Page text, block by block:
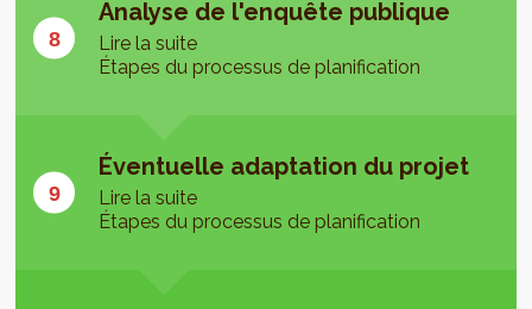
Analyse de l'enquête publique
Lire la suite
Étapes du processus de planification
Éventuelle adaptation du projet
Lire la suite
Étapes du processus de planification